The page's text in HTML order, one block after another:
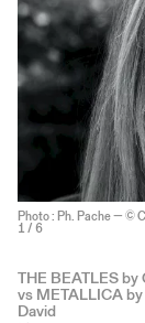
Photo : Ph. Pache — ©
1 / 6
THE BEATLES by
vs METALLICA
David